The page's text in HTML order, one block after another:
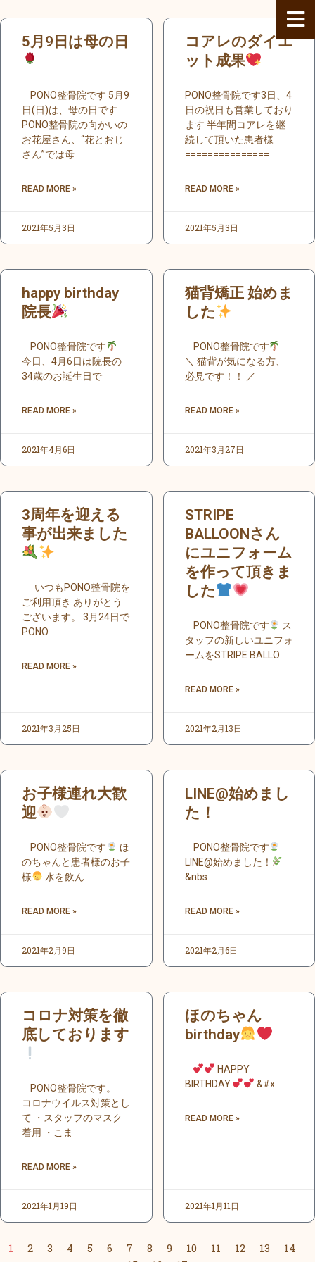
容
5月9日は母の日
PONO整骨院です 5月9
日(日)は、母の日です
PONO整骨院の向かいの
お花屋さん、“花とおじ
さん”では母
READ MORE »
2021年5月3日
コアレのダイエ
ット成果
PONO整骨院です3日、4
日の祝日も営業しており
ます 半年間コアレを継
続して頂いた患者様
===============
READ MORE »
2021年5月3日
happy birthday
院長
PONO整骨院です
今日、4月6日は院長の
34歳のお誕生日で
READ MORE »
2021年4月6日
猫背矯正 始めま
した
PONO整骨院です
＼ 猫背が気になる方、
必見です！！ ／
READ MORE »
2021年3月27日
3周年を迎える
事が出来ました
いつもPONO整骨院を
ご利用頂き ありがとう
ございます。 3月24日で
PONO
READ MORE »
2021年3月25日
STRIPE
BALLOONさん
にユニフォーム
を作って頂きま
した
PONO整骨院です
ス
タッフの新しいユニフォ
ームをSTRIPE BALLO
READ MORE »
2021年2月13日
お子様連れ大歓
迎
PONO整骨院です
ほ
のちゃんと患者様のお子
様
水を飲ん
READ MORE »
2021年2月9日
LINE@始めまし
た！
PONO整骨院です
LINE@始めました！
&nbs
READ MORE »
2021年2月6日
コロナ対策を徹
底しております
PONO整骨院です。
コロナウイルス対策とし
て ・スタッフのマスク
着用 ・こま
READ MORE »
2021年1月19日
ほのちゃん
birthday
HAPPY
BIRTHDAY
&#x
READ MORE »
2021年1月11日
1
ー
ジ
2
ー
3
ー
4
ー
5
ー
6 7
ペ
8 9
ー
ジ
10
ー
ジ
11
ー
ジ
12
ー
ジ
13
ペ
ー
14
ペ